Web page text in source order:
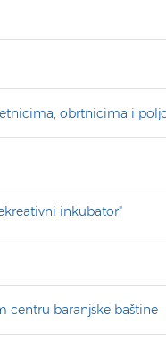
obrtnicima i
inkubator"
centru baranjske baštine